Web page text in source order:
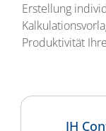
Erstellung
Produktivität
JH